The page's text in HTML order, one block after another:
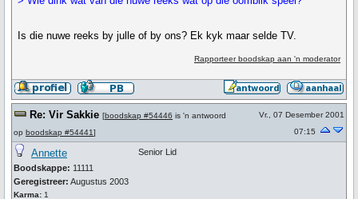
Is die nuwe reeks by julle of by ons? Ek kyk maar selde TV.
Rapporteer boodskap aan 'n moderator
Re: Vir Sakkie [boodskap #54446 is 'n antwoord
op boodskap #54441]
Vr., 07 Desember 2001
07:15
Annette
Boodskappe: 11111
Geregistreer: Augustus 2003
Karma: 1
Senior Lid